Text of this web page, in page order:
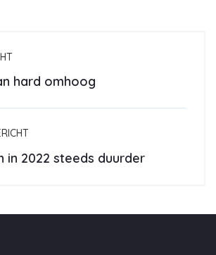
hard omhoog
in 2022 steeds duurder